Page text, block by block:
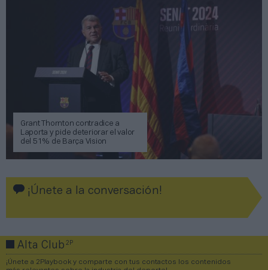
Grant Thornton contradice a
Laporta y pide deteriorar el valor
del 51% de Barça Vision
¡Únete a la conversación!
Alta Club2P
¡Únete a 2Playbook y comparte con tus contactos los contenidos